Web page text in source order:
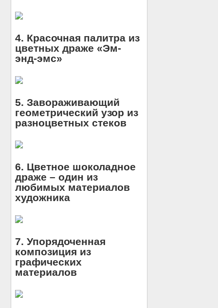
4. Красочная палитра из
цветных драже «Эм-
энд-эмс»
5. Завораживающий
геометрический узор из
разноцветных стеков
6. Цветное шоколадное
драже – один из
любимых материалов
художника
7. Упорядоченная
композиция из
графических
материалов